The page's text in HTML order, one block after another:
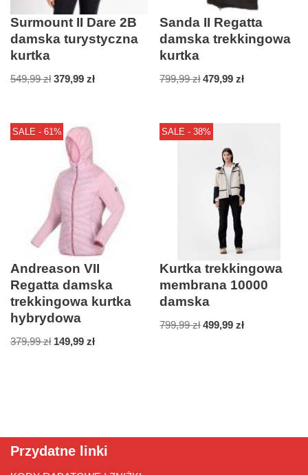
Surmount II Dare 2B
damska turystyczna
kurtka
549,99zł 379,99 zł
Sanda II Regatta
damska trekkingowa
kurtka
799,99zł 479,99zł
SALE - 61%
Andreason VII
Regatta damska
trekkingowa kurtka
hybrydowa
379,99zł 149,99 zł
SALE - 38%
Kurtka trekkingowa
membrana 10000
damska
799,99zł 499,99zł
Przydatne linki